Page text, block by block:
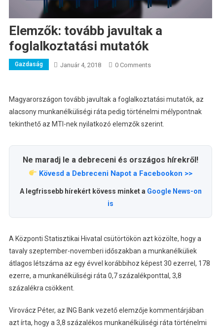
Elemzők: tovább javultak a
foglalkoztatási mutatók
Gazdaság Január 4, 2018 0 Comments
Magyarországon tovább javultak a foglalkoztatási mutatók, az
alacsony munkanélküliségi ráta pedig történelmi mélypontnak
tekinthető az MTI-nek nyilatkozó elemzők szerint.
Ne maradj le a debreceni és országos hírekről!
Kövesd a Debreceni Napot a Facebookon >>
A legfrissebb hírekért kövess minket a Google News-on
is
A Központi Statisztikai Hivatal csütörtökön azt közölte, hogy a
tavaly szeptember-novemberi időszakban a munkanélküliek
átlagos létszáma az egy évvel korábbihoz képest 30 ezerrel, 178
ezerre, a munkanélküliségi ráta 0,7 százalékponttal, 3,8
százalékra csökkent.
Virovácz Péter, az ING Bank vezető elemzője kommentárjában
azt írta, hogy a 3,8 százalékos munkanélküliségi ráta történelmi